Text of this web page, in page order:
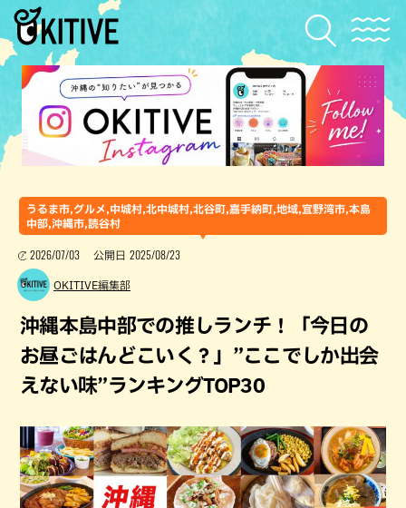
うるま市,グルメ,中城村,北中城村,北谷町,嘉手納町,地域,宜野湾市,本島
中部,沖縄市,読谷村
2026/07/03 公開日 2025/08/23
OKITIVE編集部
沖縄本島中部での推しランチ！「今日の
お昼ごはんどこいく？」”ここでしか出会
えない味”ランキングTOP30